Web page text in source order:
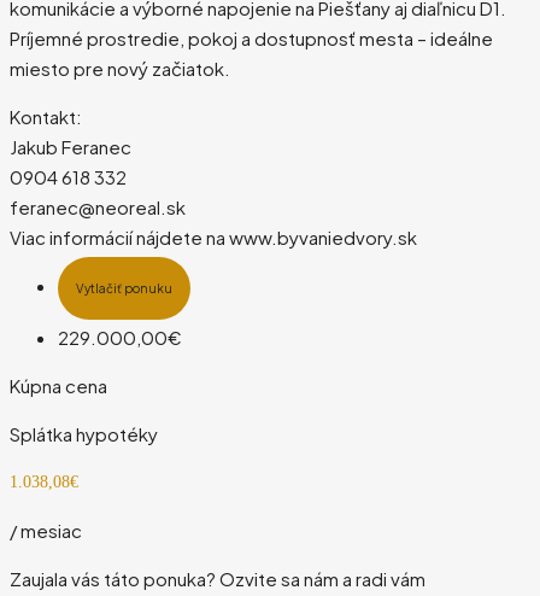
komunikácie a výborné napojenie na Piešťany aj diaľnicu D1.
Príjemné prostredie, pokoj a dostupnosť mesta – ideálne
miesto pre nový začiatok.
Kontakt:
Jakub Feranec
0904 618 332
feranec@neoreal.sk
Viac informácií nájdete na www.byvaniedvory.sk
Vytlačiť ponuku
229.000,00€
Kúpna cena
Splátka hypotéky
1.038,08€
/ mesiac
Zaujala vás táto ponuka? Ozvite sa nám a radi vám